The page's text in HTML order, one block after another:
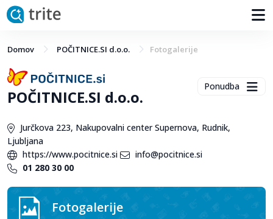
Domov POČITNICE.SI d.o.o. Fotogalerije
Ponudba
POČITNICE.SI d.o.o.
Jurčkova 223, Nakupovalni center Supernova, Rudnik,
Ljubljana
https://www.pocitnice.si
info@pocitnice.si
01 280 30 00
Fotogalerije